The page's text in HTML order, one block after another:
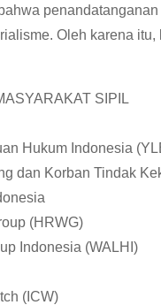
Oleh karena
SIPIL
Hukum Indonesia
dan Korban Tindak
(HRWG)
Indonesia (WALHI)
(ICW)